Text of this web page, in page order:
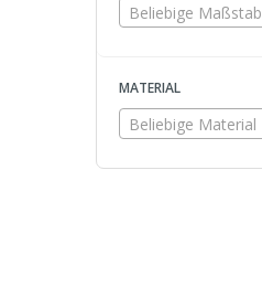
Beliebige Maßstab
MATERIAL
Beliebige Material